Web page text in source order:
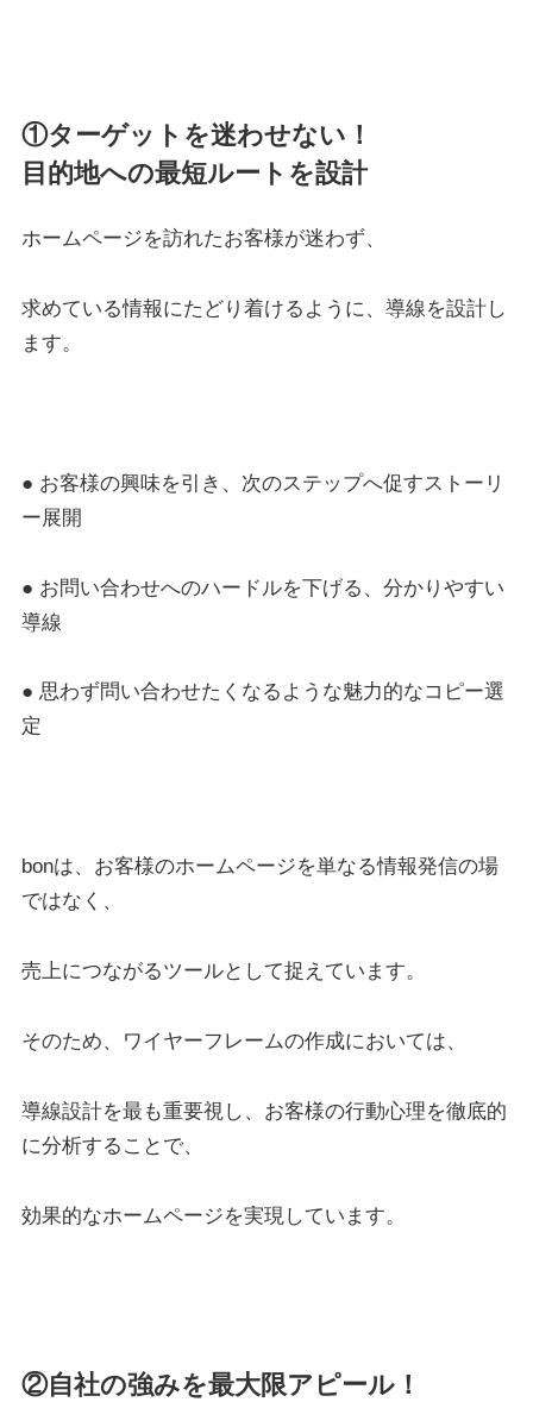
①ターゲットを迷わせない！
目的地への最短ルートを設計
ホームページを訪れたお客様が迷わず、
求めている情報にたどり着けるように、導線を設計し
ます。
● お客様の興味を引き、次のステップへ促すストーリ
ー展開
● お問い合わせへのハードルを下げる、分かりやすい
導線
● 思わず問い合わせたくなるような魅力的なコピー選
定
bonは、お客様のホームページを単なる情報発信の場
ではなく、
売上につながるツールとして捉えています。
そのため、ワイヤーフレームの作成においては、
導線設計を最も重要視し、お客様の行動心理を徹底的
に分析することで、
効果的なホームページを実現しています。
②自社の強みを最大限アピール！